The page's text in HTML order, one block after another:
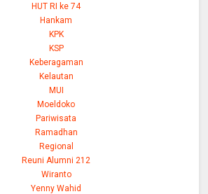
HUT RI ke 74
Hankam
KPK
KSP
Keberagaman
Kelautan
MUI
Moeldoko
Pariwisata
Ramadhan
Regional
Reuni Alumni 212
Wiranto
Yenny Wahid